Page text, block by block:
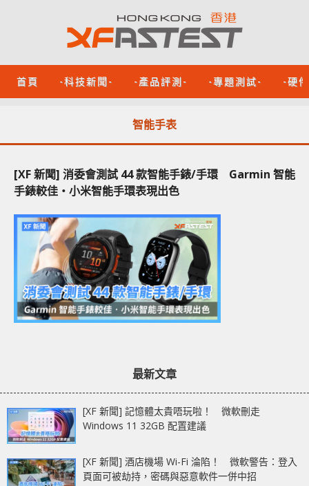
首頁 -科技新聞- -產品評測- -專題測試- -硬
智能手表
[XF 新聞] 消委會測試 44 款智能手錶/手環 Garmin 智能
手錶較佳‧小米智能手環表現出色
最新文章
[XF 新聞] 記憶體太貴唔玩啦！ 微軟刪走
Windows 11 32GB 配置建議
[XF 新聞] 酒店機場 Wi-Fi 淪陷！ 微軟警告：登入
頁面可被劫持，密碼與惡意軟件一併中招